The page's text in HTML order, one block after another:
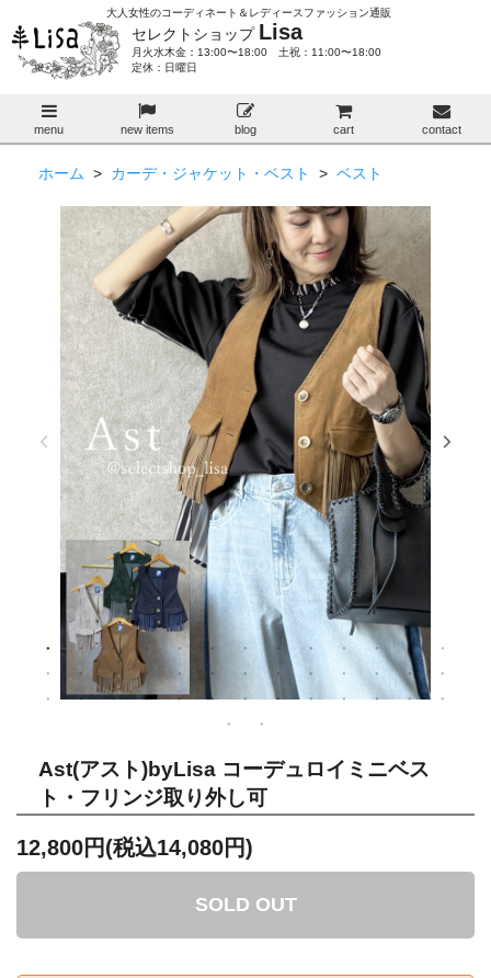
大人女性のコーディネート＆レディースファッション通販
セレクトショップ Lisa
月火水木金：13:00〜18:00 土祝：11:00〜18:00
定休：日曜日
menu new items blog cart contact
ホーム > カーデ・ジャケット・ベスト > ベスト
Ast(アスト)byLisa コーデュロイミニベス
ト・フリンジ取り外し可
12,800円(税込14,080円)
SOLD OUT